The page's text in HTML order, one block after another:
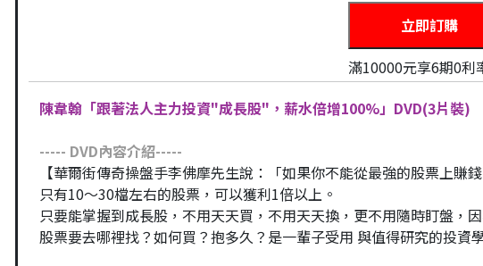
滿10000元享6期0利
陳韋翰「跟著法人主力投資"成長股"，薪水倍增100%」DVD(3片裝)
----- DVD內容介紹-----
【華爾街傳奇操盤手李佛摩先生說：「如果你不能從最強的股票上賺
只有10～30檔左右的股票，可以獲利1倍以上。
只要能掌握到成長股，不用天天買，不用天天換，更不用隨時盯盤，
股票要去哪裡找？如何買？抱多久？是一輩子受用 與值得研究的投資